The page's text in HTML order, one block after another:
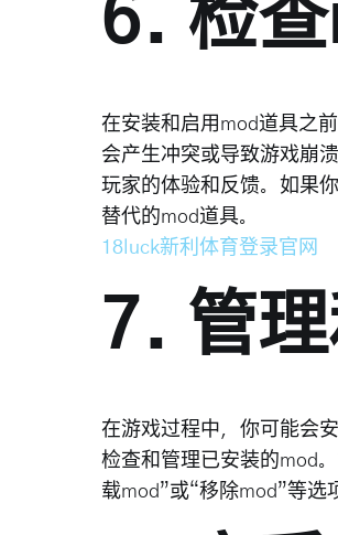
6. 检
在安装和启用mod道具之
会产生冲突或导致游戏崩
玩家的体验和反馈。如果
替代的mod道具。
18luck新利体育登录官网
7. 管
在游戏过程中，你可能会
检查和管理已安装的mod
载mod”或“移除mod”等选